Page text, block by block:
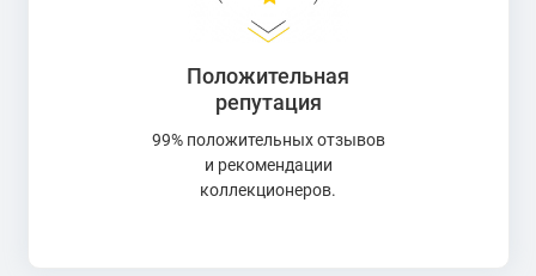
Положительная
репутация
99% положительных отзывов
и рекомендации
коллекционеров.